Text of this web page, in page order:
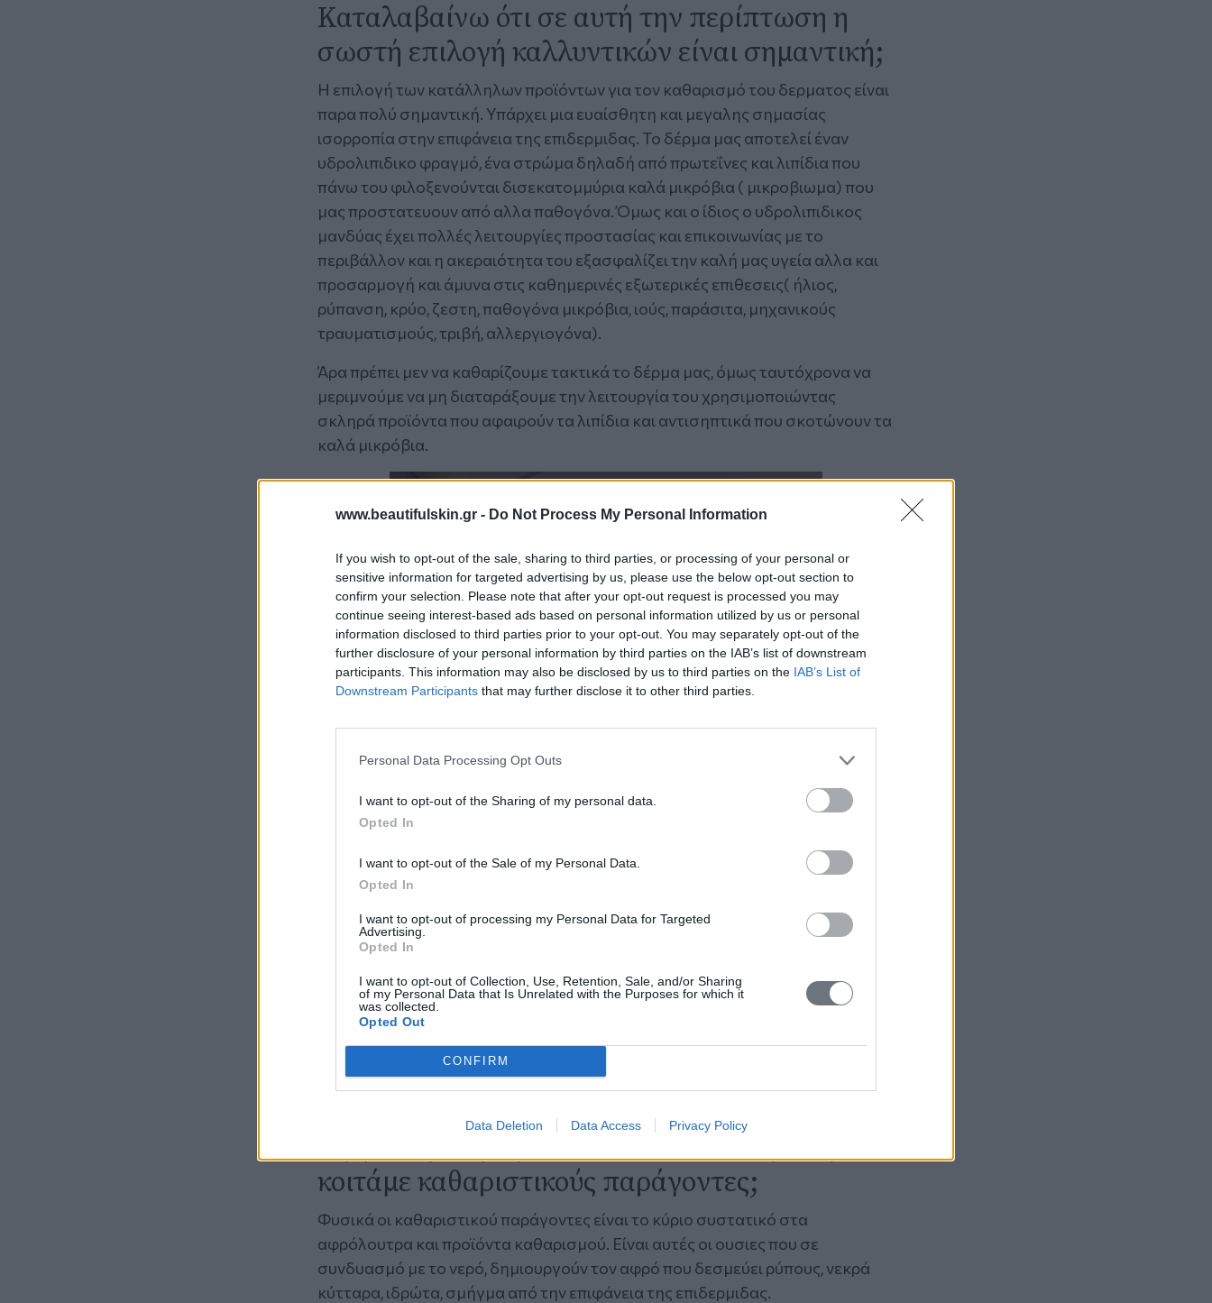
www.beautifulskin.gr - Do Not Process My Personal Information
If you wish to opt-out of the sale, sharing to third parties, or processing of your personal or
sensitive information for targeted advertising by us, please use the below opt-out section to
confirm your selection. Please note that after your opt-out request is processed you may
continue seeing interest-based ads based on personal information utilized by us or personal
information disclosed to third parties prior to your opt-out. You may separately opt-out of the
further disclosure of your personal information by third parties on the IAB’s list of downstream
participants. This information may also be disclosed by us to third parties on the IAB’s List of
Downstream Participants that may further disclose it to other third parties.
Personal Data Processing Opt Outs
I want to opt-out of the Sharing of my personal data.
Opted In
I want to opt-out of the Sale of my Personal Data.
Opted In
I want to opt-out of processing my Personal Data for Targeted
Advertising.
Opted In
I want to opt-out of Collection, Use, Retention, Sale, and/or Sharing
of my Personal Data that Is Unrelated with the Purposes for which it
was collected.
Opted Out
CONFIRM
Data Deletion Data Access Privacy Policy
Καταλαβαίνω ότι σε αυτή την περίπτωση η
σωστή επιλογή καλλυντικών είναι σημαντική;
Η επιλογή των κατάλληλων προϊόντων για τον καθαρισμό του δερματος είναι
παρα πολύ σημαντική. Υπάρχει μια ευαίσθητη και μεγαλης σημασίας
ισορροπία στην επιφάνεια της επιδερμιδας. Το δέρμα μας αποτελεί έναν
υδρολιπιδικο φραγμό, ένα στρώμα δηλαδή από πρωτεΐνες και λιπίδια που
πάνω του φιλοξενούνται δισεκατομμύρια καλά μικρόβια ( μικροβιωμα) που
μας προστατευουν από αλλα παθογόνα. Όμως και ο ίδιος ο υδρολιπιδικος
μανδύας έχει πολλές λειτουργίες προστασίας και επικοινωνίας με το
περιβάλλον και η ακεραιότητα του εξασφαλίζει την καλή μας υγεία αλλα και
προσαρμογή και άμυνα στις καθημερινές εξωτερικές επιθεσεις( ήλιος,
ρύπανση, κρύο, ζεστη, παθογόνα μικρόβια, ιούς, παράσιτα, μηχανικούς
τραυματισμούς, τριβή, αλλεργιογόνα).
Άρα πρέπει μεν να καθαρίζουμε τακτικά το δέρμα μας, όμως ταυτόχρονα να
μεριμνούμε να μη διαταράξουμε την λειτουργία του χρησιμοποιώντας
σκληρά προϊόντα που αφαιρούν τα λιπίδια και αντισηπτικά που σκοτώνουν τα
καλά μικρόβια.
Ας μιλήσουμε για το τι είναι σημαντικό να
κοιτάμε όταν επιλέγουμε το αφρόλουτρο μας.
Ας ξεκινήσουμε με τα συστατικά τους... πρώτα
κοιτάμε καθαριστικούς παράγοντες;
Φυσικά οι καθαριστικού παράγοντες είναι το κύριο συστατικό στα
αφρόλουτρα και προϊόντα καθαρισμού. Είναι αυτές οι ουσιες που σε
συνδυασμό με το νερό, δημιουργούν τον αφρό που δεσμεύει ρύπους, νεκρά
κύτταρα, ιδρώτα, σμήγμα από την επιφάνεια της επιδερμιδας.